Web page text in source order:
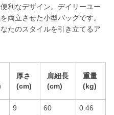
利なデザイン。デイリーユー
両立させた小型バッグです。
たのスタイルを引き立てるア
厚さ
(cm)
肩紐長
(cm)
重量
(kg)
9 60 0.46